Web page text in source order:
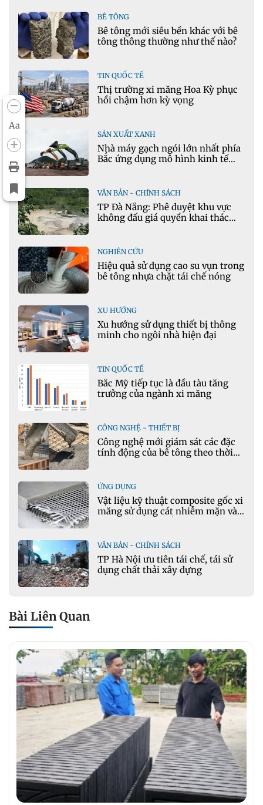
Aa
BÊ TÔNG
Bê tông mới siêu bền khác với bê
tông thông thường như thế nào?
TIN QUỐC TẾ
Thị trường xi măng Hoa Kỳ phục
hồi chậm hơn kỳ vọng
SẢN XUẤT XANH
Nhà máy gạch ngói lớn nhất phía
Bắc ứng dụng mô hình kinh tế
VĂN BẢN - CHÍNH SÁCH
TP Đà Nẵng: Phê duyệt khu vực
không đấu giá quyền khai thác
NGHIÊN CỨU
Hiệu quả sử dụng cao su vụn trong
bê tông nhựa chặt tái chế nóng
XU HƯỚNG
Xu hướng sử dụng thiết bị thông
minh cho ngôi nhà hiện đại
TIN QUỐC TẾ
Bắc Mỹ tiếp tục là đầu tàu tăng
trưởng của ngành xi măng
CÔNG NGHỆ - THIẾT BỊ
Công nghệ mới giám sát các đặc
tính động của bê tông theo thời
ỨNG DỤNG
Vật liệu kỹ thuật composite gốc xi
măng sử dụng cát nhiễm mặn và
VĂN BẢN - CHÍNH SÁCH
TP Hà Nội ưu tiên tái chế, tái sử
dụng chất thải xây dựng
Bài Liên Quan